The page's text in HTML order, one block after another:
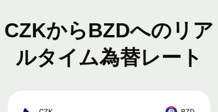
CZKからBZDへのリア
ルタイム為替レート